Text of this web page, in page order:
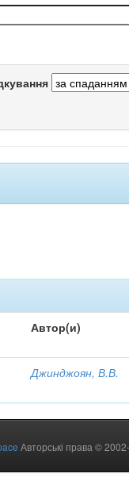
Автор(и)
Джинджоян, В.В.
Авторські права ©